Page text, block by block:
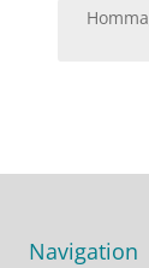
Navigation